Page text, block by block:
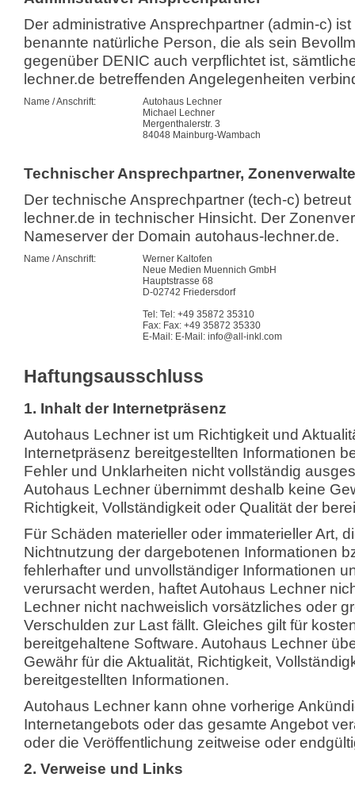
Der administrative Ansprechpartner (admin-c)
benannte natürliche Person, die als sein
gegenüber DENIC auch verpflichtet ist,
lechner.de betreffenden Angelegenheiten
Name / Anschrift:
Autohaus Lechner
Michael Lechner
Mergenthalerstr. 3
84048 Mainburg-Wambach
Technischer Ansprechpartner,
Der technische Ansprechpartner (tech-c)
lechner.de in technischer Hinsicht. Der
Nameserver der Domain autohaus-lechner.de.
Name / Anschrift:
Werner Kaltofen
Neue Medien Muennich GmbH
Hauptstrasse 68
D-02742 Friedersdorf
Tel: Tel: +49 35872 35310
Fax: Fax: +49 35872 35330
E-Mail: E-Mail: info@all-inkl.com
Haftungsausschluss
1. Inhalt der Internetpräsenz
Autohaus Lechner ist um Richtigkeit und
Internetpräsenz bereitgestellten Informationen
Fehler und Unklarheiten nicht vollständig
Autohaus Lechner übernimmt deshalb keine
Richtigkeit, Vollständigkeit oder Qualität der
Für Schäden materieller oder immaterieller Art,
Nichtnutzung der dargebotenen Informationen
fehlerhafter und unvollständiger Informationen
verursacht werden, haftet Autohaus Lechner
Lechner nicht nachweislich vorsätzliches oder
Verschulden zur Last fällt. Gleiches gilt für
bereitgehaltene Software. Autohaus Lechner
Gewähr für die Aktualität, Richtigkeit,
bereitgestellten Informationen.
Autohaus Lechner kann ohne vorherige
Internetangebots oder das gesamte Angebot
oder die Veröffentlichung zeitweise oder
2. Verweise und Links